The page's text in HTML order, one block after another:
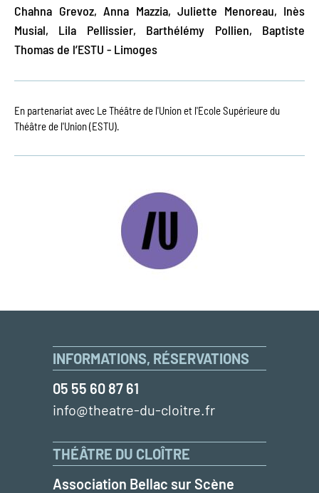
Chahna Grevoz, Anna Mazzia, Juliette Menoreau, Inès
Musial, Lila Pellissier, Barthélémy Pollien, Baptiste
Thomas de l’ESTU - Limoges
En partenariat avec Le Théâtre de l'Union et l'Ecole Supérieure du
Théâtre de l'Union (ESTU).
INFORMATIONS, RÉSERVATIONS
05 55 60 87 61
info@theatre-du-cloitre.fr
THÉÂTRE DU CLOÎTRE
Association Bellac sur Scène